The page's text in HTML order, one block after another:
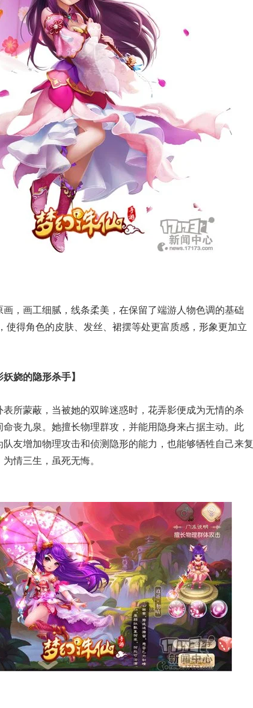
画，画工细腻，线条柔美，在保留了端游人物色调的基础
使得角色的皮肤、发丝、裙摆等处更富质感，形象更加立
妖娆的隐形杀手】
表所蒙蔽，当被她的双眸迷惑时，花弄影便成为无情的杀
丧九泉。她擅长物理群攻，并能用隐身来占据主动。此
友增加物理攻击和侦测隐形的能力，也能够牺牲自己来复
情三生，虽死无悔。